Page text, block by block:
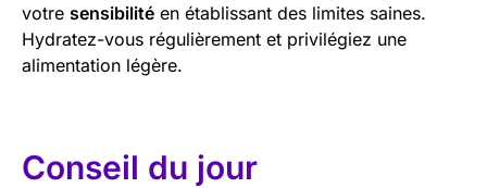
votre sensibilité en établissant des limites saines.
Hydratez-vous régulièrement et privilégiez une
alimentation légère.
Conseil du jour